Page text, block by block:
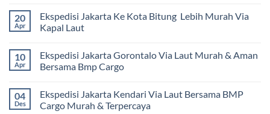
komentar
pada
Ekspedisi
Murah
dan
Terpercaya
Cargo
Jakarta
ke
20
Apr
Ekspedisi Jakarta Ke Kota Bitung Lebih Murah Via
Kapal Laut
komentar
pada
Ekspedisi
Kota
Bitung
Lebih
10
Apr
Ekspedisi Jakarta Gorontalo Via Laut Murah & Aman
Bersama Bmp Cargo
komentar
pada
Ekspedisi
04
Des
Ekspedisi Jakarta Kendari Via Laut Bersama BMP
Cargo Murah & Terpercaya